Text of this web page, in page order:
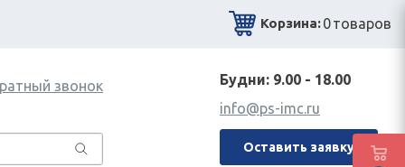
Корзина:0товаров
звонок
Будни: 9.00 - 18.00
info@ps-imc.ru
Оставить заявку